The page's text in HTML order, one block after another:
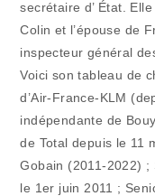
secrétaire d’ État.
Colin et l’épouse de
inspecteur général
Voici son tableau de
d’Air-France-KLM
indépendante de
de Total depuis le 11
Gobain (2011-2022) ;
le 1er juin 2011 ;